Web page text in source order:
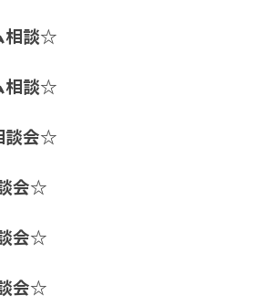
相談☆
相談☆
談会☆
会☆
会☆
会☆